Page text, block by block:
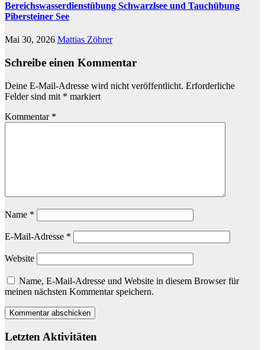
Bereichswasserdienstübung Schwarzlsee und Tauchübung
Pibersteiner See
Mai 30, 2026 Mattias Zöhrer
Schreibe einen Kommentar
Deine E-Mail-Adresse wird nicht veröffentlicht. Erforderliche
Felder sind mit * markiert
Kommentar *
Name *
E-Mail-Adresse *
Website
Name, E-Mail-Adresse und Website in diesem Browser für
meinen nächsten Kommentar speichern.
Letzten Aktivitäten